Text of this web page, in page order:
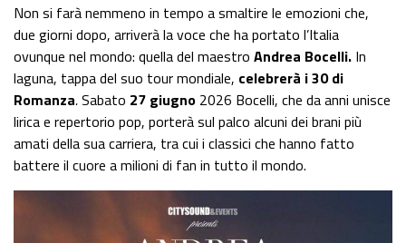
Non si farà nemmeno in tempo a smaltire le emozioni che,
due giorni dopo, arriverà la voce che ha portato l’Italia
ovunque nel mondo: quella del maestro Andrea Bocelli. In
laguna, tappa del suo tour mondiale, celebrerà i 30 di
Romanza.Sabato 27 giugno 2026 Bocelli, che da anni unisce
lirica e repertorio pop, porterà sul palco alcuni dei brani più
amati della sua carriera, tra cui i classici che hanno fatto
battere il cuore a milioni di fan in tutto il mondo.